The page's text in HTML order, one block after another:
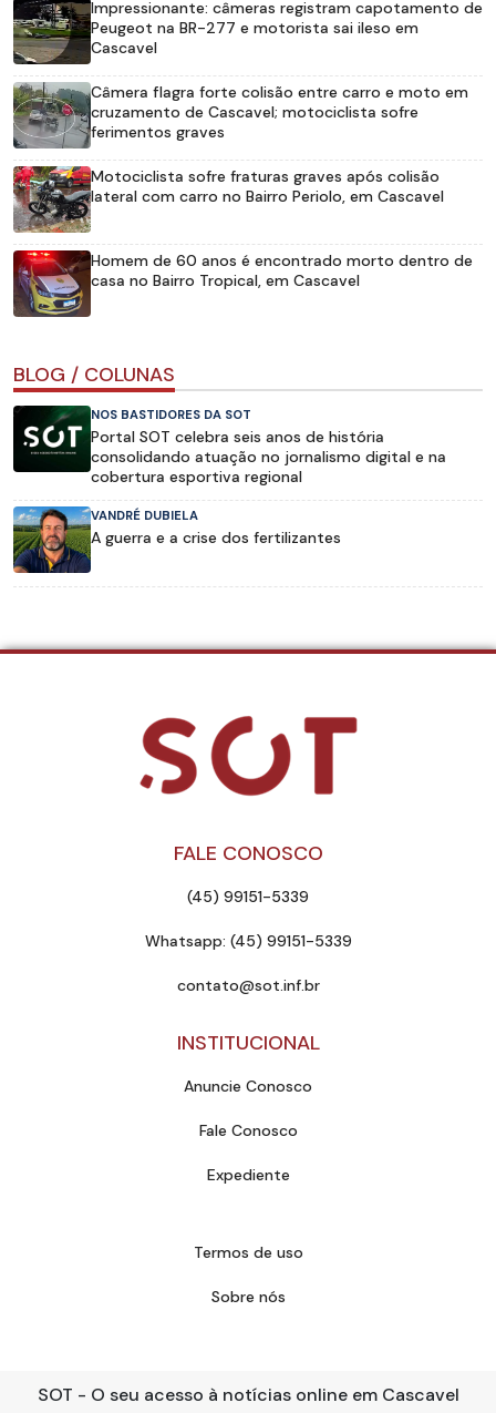
Impressionante: câmeras registram capotamento de
Peugeot na BR-277 e motorista sai ileso em
Cascavel
Câmera flagra forte colisão entre carro e moto em
cruzamento de Cascavel; motociclista sofre
ferimentos graves
Motociclista sofre fraturas graves após colisão
lateral com carro no Bairro Periolo, em Cascavel
Homem de 60 anos é encontrado morto dentro de
casa no Bairro Tropical, em Cascavel
BLOG / COLUNAS
NOS BASTIDORES DA SOT
Portal SOT celebra seis anos de história
consolidando atuação no jornalismo digital e na
cobertura esportiva regional
VANDRÉ DUBIELA
A guerra e a crise dos fertilizantes
FALE CONOSCO
(45) 99151-5339
Whatsapp: (45) 99151-5339
contato@sot.inf.br
INSTITUCIONAL
Anuncie Conosco
Fale Conosco
Expediente
Termos de uso
Sobre nós
SOT - O seu acesso à notícias online em Cascavel